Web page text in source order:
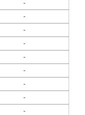
-
-
-
-
-
-
-
-
-